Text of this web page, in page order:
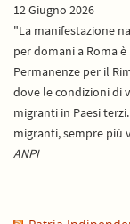
12 Giugno 2026
"La manifestazione
per domani a Roma
Permanenze per il
dove le condizioni di
migranti in Paesi
migranti, sempre
ANPI